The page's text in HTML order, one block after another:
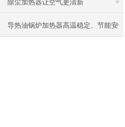
除尘加热器让空气更清新
导热油锅炉加热器高温稳定、节能安